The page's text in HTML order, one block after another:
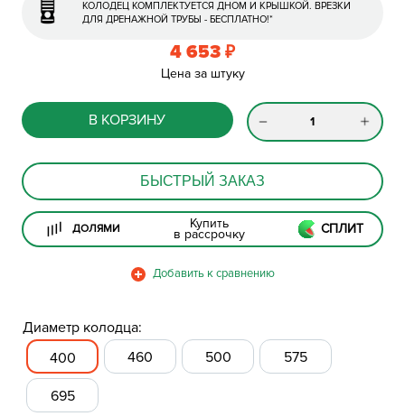
КОЛОДЕЦ КОМПЛЕКТУЕТСЯ ДНОМ И КРЫШКОЙ. ВРЕЗКИ
ДЛЯ ДРЕНАЖНОЙ ТРУБЫ - БЕСПЛАТНО!*
4 653 ₽
Цена за штуку
В КОРЗИНУ
БЫСТРЫЙ ЗАКАЗ
ДОЛЯМИ Купить
в рассрочку СПЛИТ
Диаметр колодца:
400
460 500 575
695